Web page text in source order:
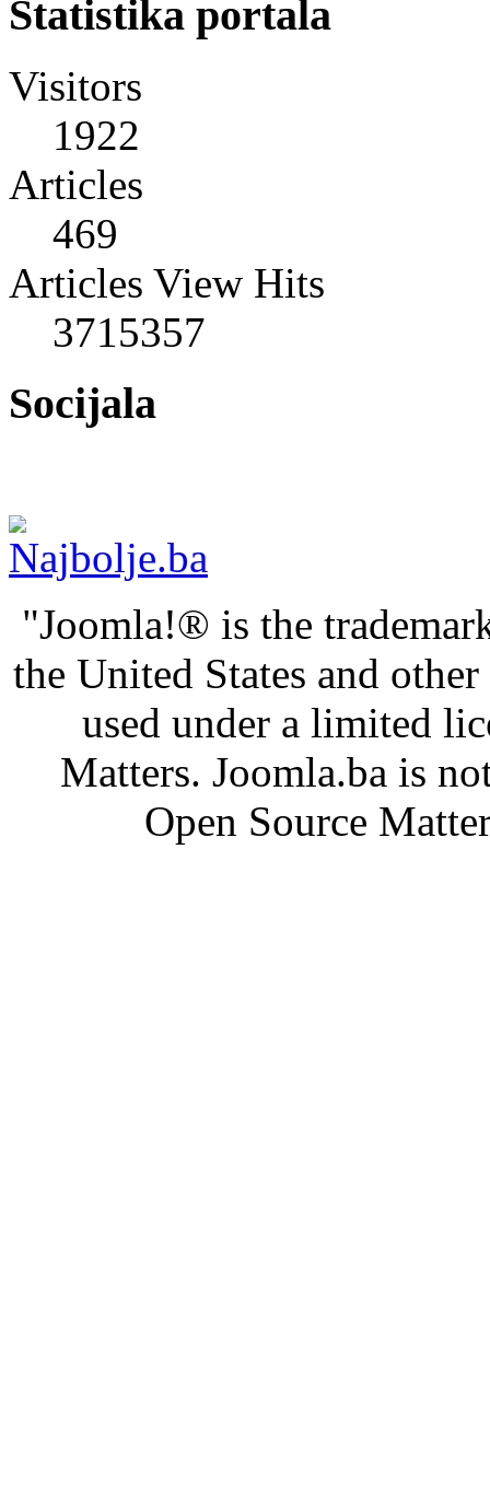
Statistika portala
Visitors
1922
Articles
469
Articles View Hits
3715357
Socijala
"Joomla!® is the
the United States and
used under a limited
Matters. Joomla.ba is
Open Source